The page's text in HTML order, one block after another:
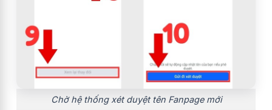
Chờ hệ thống xét duyệt tên Fanpage mới